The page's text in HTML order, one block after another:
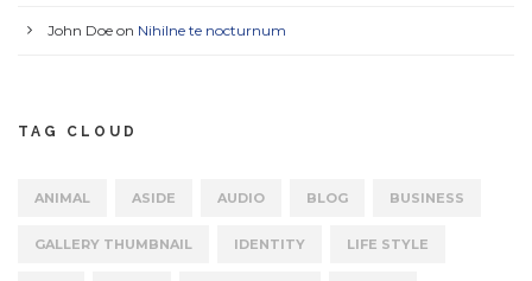
John Doe on Nihilne te nocturnum
TAG CLOUD
ANIMAL ASIDE AUDIO BLOG BUSINESS
GALLERY THUMBNAIL IDENTITY LIFE STYLE